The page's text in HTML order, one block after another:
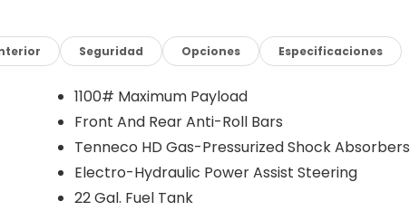
Blind Spot and Cross Path Detection, Auto High
system with a massive 12.3-inch touchscreen
unparalleled capability and connectivity.
Jeep's rugged persona, with unique fender, side bed, and
for added protection and utility. Ride confidently on
off-road traction and performance.
streets, the 2026 Jeep Gladiator Shadow Ops is a true
Seguridad Opciones Especificaciones
1100# Maximum Payload
Front And Rear Anti-Roll Bars
Tenneco HD Gas-Pressurized Shock Absorbers
Electro-Hydraulic Power Assist Steering
22 Gal. Fuel Tank